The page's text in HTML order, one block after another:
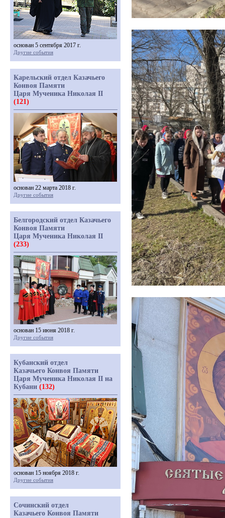
основан 5 сентября 2017 г.
Другие события
Карельский отдел Казачьего
Конвоя Памяти
Царя Мученика Николая II
(121)
основан 22 марта 2018 г.
Другие события
Белгородский отдел Казачьего
Конвоя Памяти
Царя Мученика Николая II
(233)
основан 15 июня 2018 г.
Другие события
Кубанский отдел
Казачьего Конвоя Памяти
Царя Мученика Николая II на
Кубани (132)
основан 15 ноября 2018 г.
Другие события
Сочинский отдел
Казачьего Конвоя Памяти